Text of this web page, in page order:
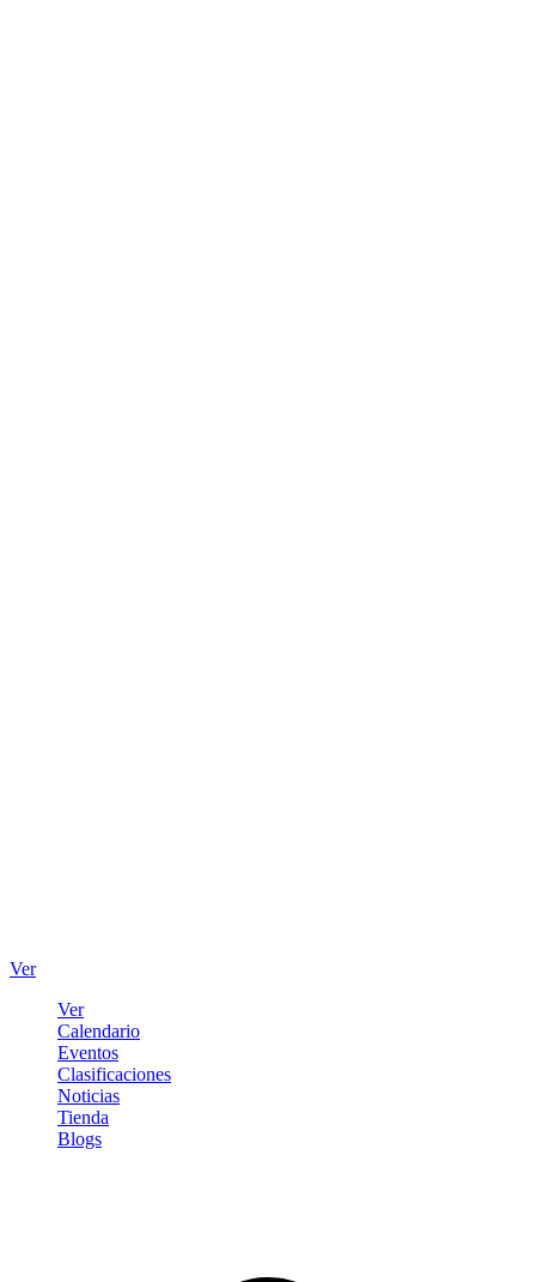
Ver
Ver
Calendario
Eventos
Clasificaciones
Noticias
Tienda
Blogs